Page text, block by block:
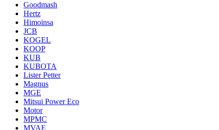
Goodmash
Hertz
Himoinsa
JCB
KOGEL
KOOP
KUB
KUBOTA
Lister Petter
Magnus
MGE
Mitsui Power Eco
Motor
MPMC
MVAE